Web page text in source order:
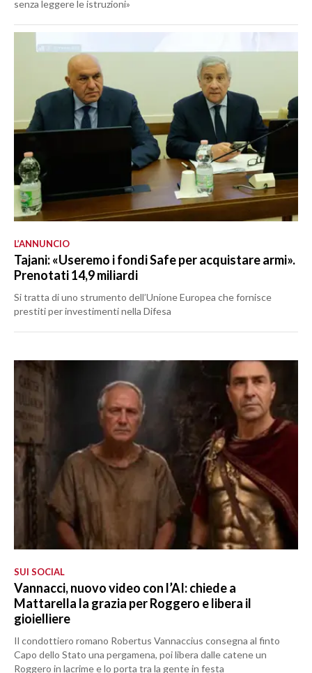
senza leggere le istruzioni»
L’ANNUNCIO
Tajani: «Useremo i fondi Safe per acquistare armi».
Prenotati 14,9 miliardi
Si tratta di uno strumento dell’Unione Europea che fornisce
prestiti per investimenti nella Difesa
SUI SOCIAL
Vannacci, nuovo video con l’AI: chiede a
Mattarella la grazia per Roggero e libera il
gioielliere
Il condottiero romano Robertus Vannaccius consegna al finto
Capo dello Stato una pergamena, poi libera dalle catene un
Roggero in lacrime e lo porta tra la gente in festa